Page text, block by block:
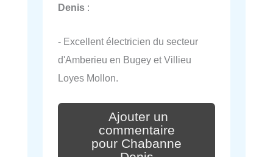
Denis :
- Excellent électricien du secteur
d'Amberieu en Bugey et Villieu
Loyes Mollon.
Ajouter un
commentaire
pour Chabanne